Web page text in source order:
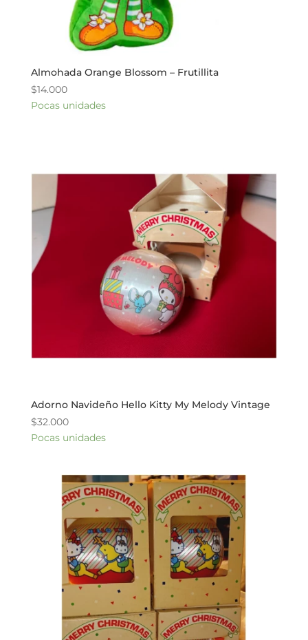
Almohada Orange Blossom – Frutillita
$14.000
Pocas unidades
Adorno Navideño Hello Kitty My Melody Vintage
$32.000
Pocas unidades